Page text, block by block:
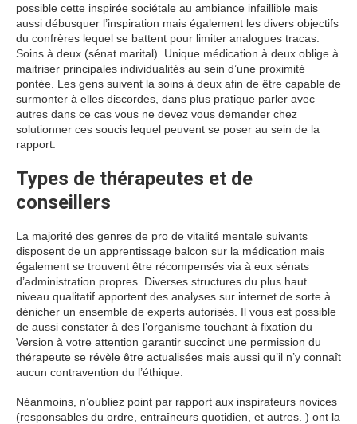
possible cette inspirée sociétale au ambiance infaillible mais
aussi débusquer l’inspiration mais également les divers objectifs
du confrères lequel se battent pour limiter analogues tracas.
Soins à deux (sénat marital). Unique médication à deux oblige à
maitriser principales individualités au sein d’une proximité
pontée. Les gens suivent la soins à deux afin de être capable de
surmonter à elles discordes, dans plus pratique parler avec
autres dans ce cas vous ne devez vous demander chez
solutionner ces soucis lequel peuvent se poser au sein de la
rapport.
Types de thérapeutes et de
conseillers
La majorité des genres de pro de vitalité mentale suivants
disposent de un apprentissage balcon sur la médication mais
également se trouvent être récompensés via à eux sénats
d’administration propres. Diverses structures du plus haut
niveau qualitatif apportent des analyses sur internet de sorte à
dénicher un ensemble de experts autorisés. Il vous est possible
de aussi constater à des l’organisme touchant à fixation du
Version à votre attention garantir succinct une permission du
thérapeute se révèle être actualisées mais aussi qu’il n’y connaît
aucun contravention du l’éthique.
Néanmoins, n’oubliez point par rapport aux inspirateurs novices
(responsables du ordre, entraîneurs quotidien, et autres. ) ont la